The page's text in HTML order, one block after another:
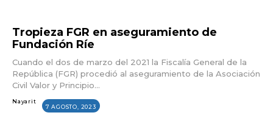
Tropieza FGR en aseguramiento de
Fundación Ríe
Cuando el dos de marzo del 2021 la Fiscalía General de la
República (FGR) procedió al aseguramiento de la Asociación
Civil Valor y Principio...
Nayarit
7 AGOSTO, 2023